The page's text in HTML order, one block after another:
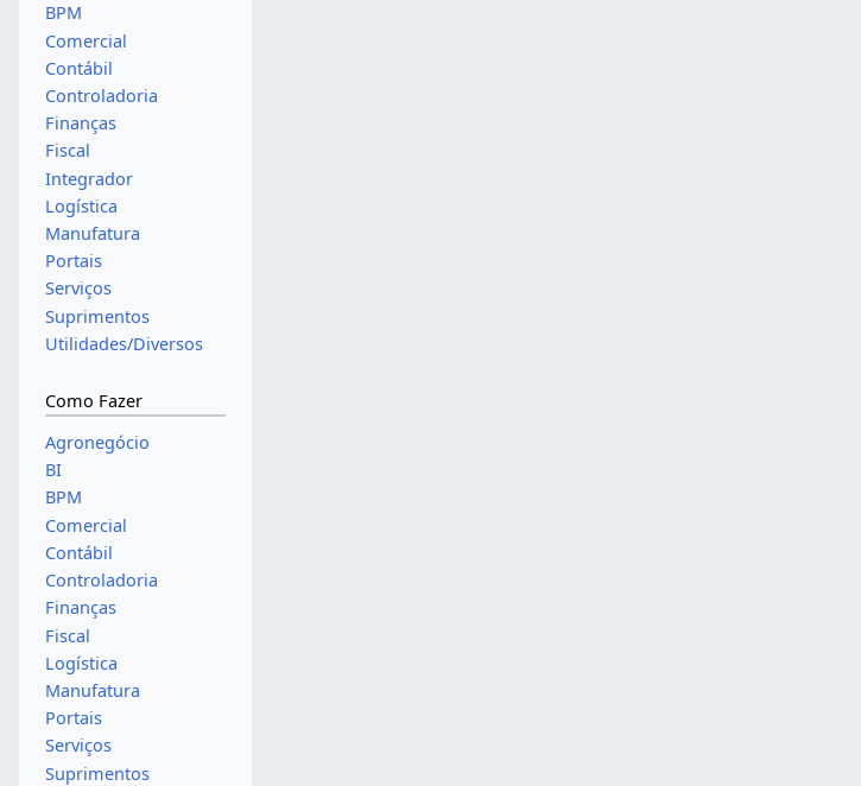
BPM
Comercial
Contábil
Controladoria
Finanças
Fiscal
Integrador
Logística
Manufatura
Portais
Serviços
Suprimentos
Utilidades/Diversos
Como Fazer
Agronegócio
BI
BPM
Comercial
Contábil
Controladoria
Finanças
Fiscal
Logística
Manufatura
Portais
Serviços
Suprimentos